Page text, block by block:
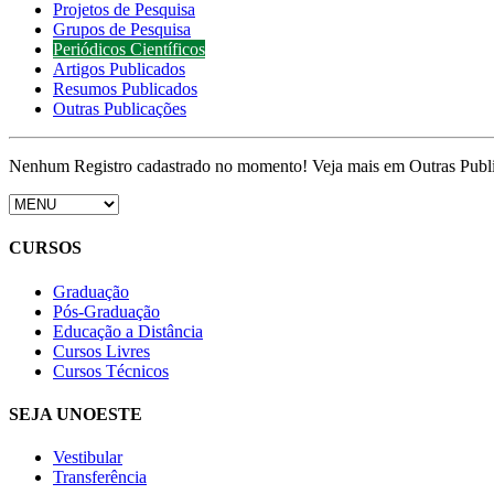
Projetos de Pesquisa
Grupos de Pesquisa
Periódicos Científicos
Artigos Publicados
Resumos Publicados
Outras Publicações
Nenhum Registro cadastrado no momento! Veja mais em Outras
CURSOS
Graduação
Pós-Graduação
Educação a Distância
Cursos Livres
Cursos Técnicos
SEJA UNOESTE
Vestibular
Transferência